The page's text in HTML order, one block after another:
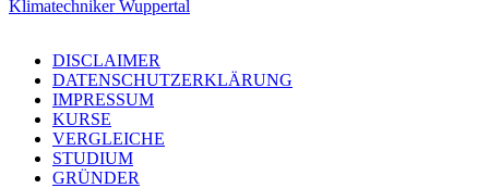
Klimatechniker Wuppertal
DISCLAIMER
DATENSCHUTZERKLÄRUNG
IMPRESSUM
KURSE
VERGLEICHE
STUDIUM
GRÜNDER